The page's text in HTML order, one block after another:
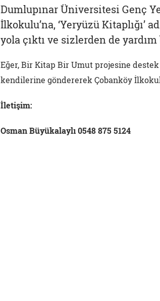
Dumlupınar Üniversitesi Genç
İlkokulu’na, ‘Yeryüzü
yola çıktı ve sizlerden de
Eğer, Bir Kitap Bir Umut projesine
kendilerine göndererek Çobanköy
İletişim:
Osman Büyükalaylı 0548 875 5124